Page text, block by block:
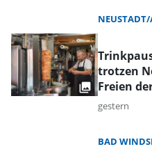
NEUSTADT/
trotzen
Freien
gestern
BAD